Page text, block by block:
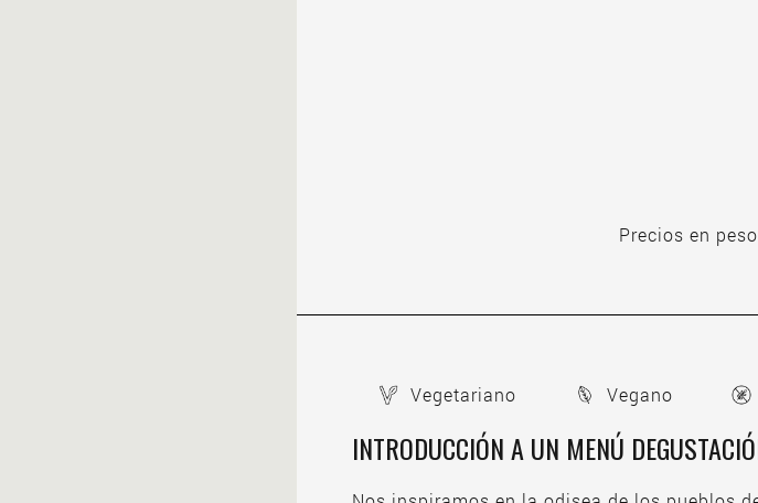
Precios en
Vegetariano Vegano
INTRODUCCIÓN A UN MENÚ